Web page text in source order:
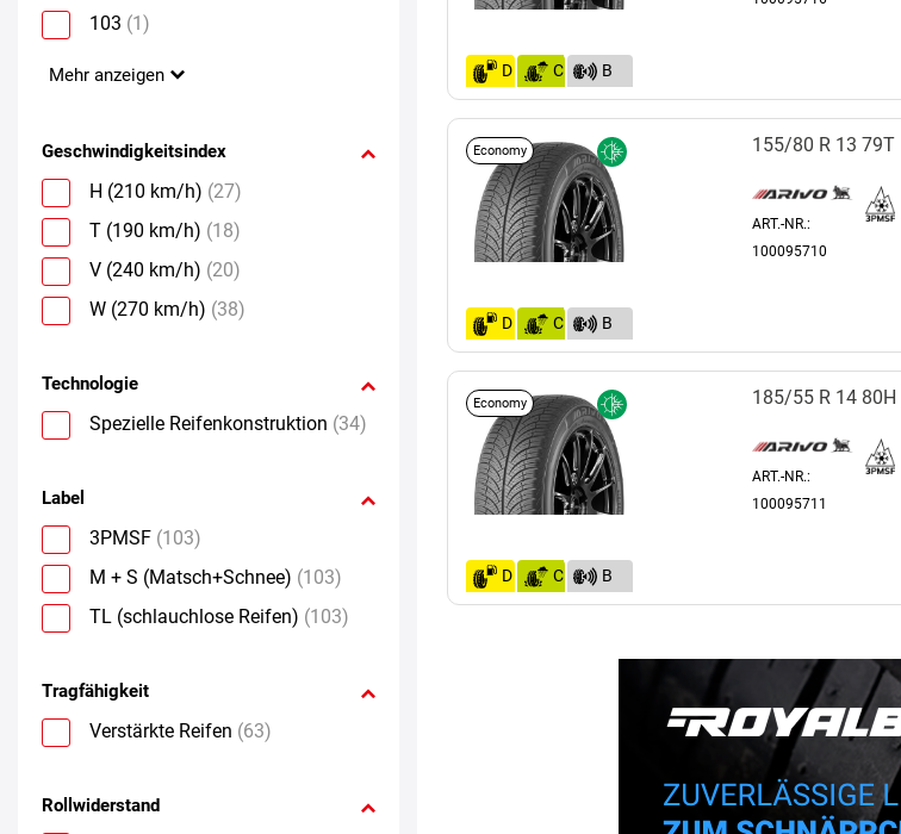
103 (1)
Mehr anzeigen
Geschwindigkeitsindex
H (210 km/h) (27)
T (190 km/h) (18)
V (240 km/h) (20)
W (270 km/h) (38)
Technologie
Spezielle Reifenkonstruktion (34)
Label
3PMSF (103)
M + S (Matsch+Schnee) (103)
TL (schlauchlose Reifen) (103)
Tragfähigkeit
Verstärkte Reifen (63)
Rollwiderstand
D C
B
(69)
Economy
D C
B
(69)
155/80 R 13 79T
ART.-NR.:
100095710
Economy
D C
B
(69)
185/55 R 14 80H
ART.-NR.:
100095711